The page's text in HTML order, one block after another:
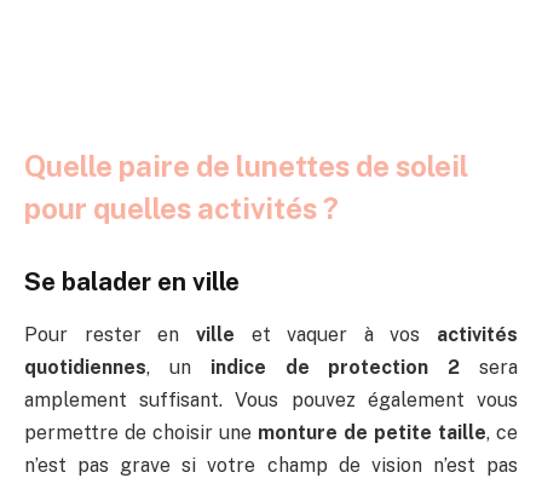
Quelle paire de lunettes de soleil
pour quelles activités ?
Se balader en ville
Pour rester en ville et vaquer à vos activités
quotidiennes, un indice de protection 2 sera
amplement suffisant. Vous pouvez également vous
permettre de choisir une monture de petite taille, ce
n’est pas grave si votre champ de vision n’est pas